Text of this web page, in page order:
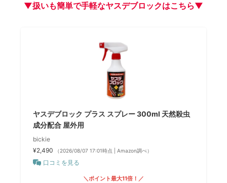
▼扱いも簡単で手軽なヤスデブロックはこちら▼
ヤスデブロック プラス スプレー 300ml 天然殺虫
成分配合 屋外用
bickie
¥2,490
（2026/08/07 17:01時点 | Amazon調べ）
口コミを見る
＼ポイント最大11倍！／